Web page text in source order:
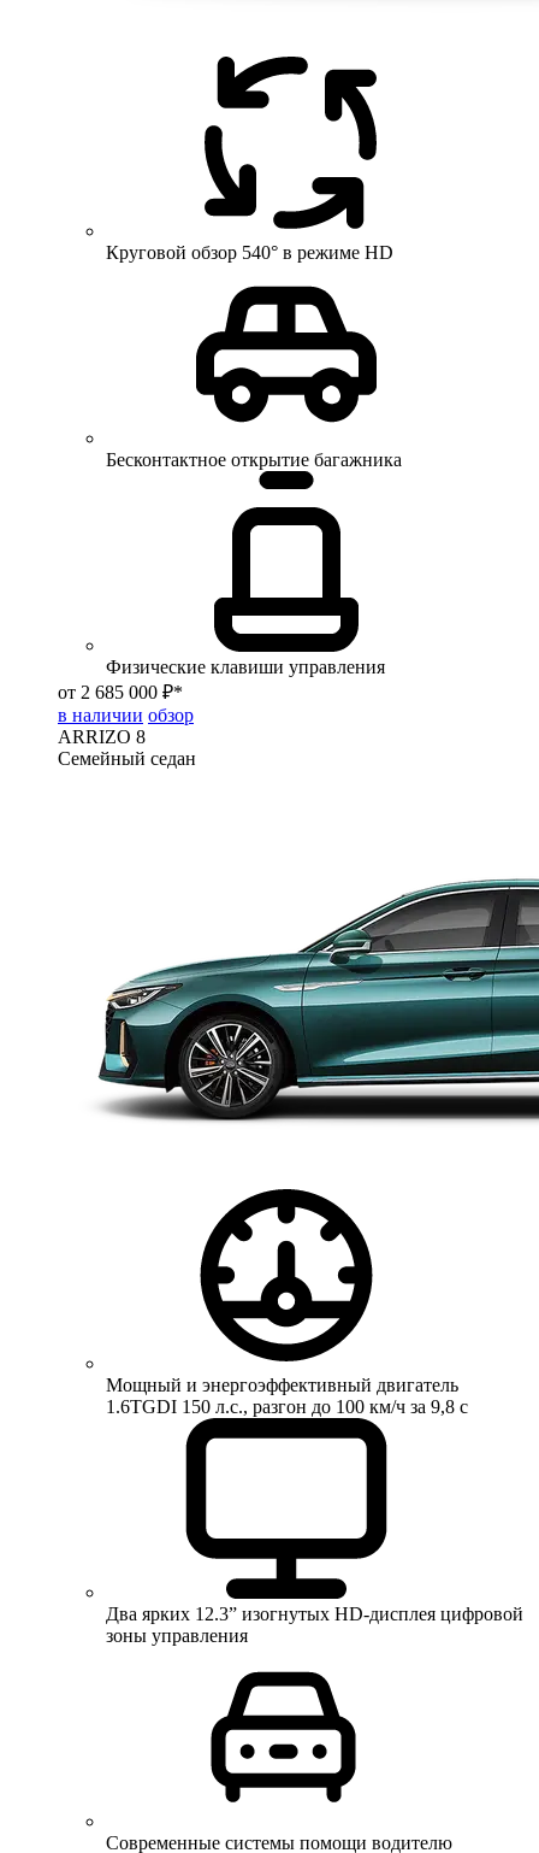
Круговой обзор 540° в режиме HD
Бесконтактное открытие багажника
Физические клавиши управления
от 2 685 000 ₽*
в наличии обзор
ARRIZO 8
Семейный седан
Мощный и энергоэффективный двигатель
1.6TGDI 150 л.с., разгон до 100 км/ч за 9,8 с
Два ярких 12.3” изогнутых HD-дисплея цифровой
зоны управления
Современные системы помощи водителю